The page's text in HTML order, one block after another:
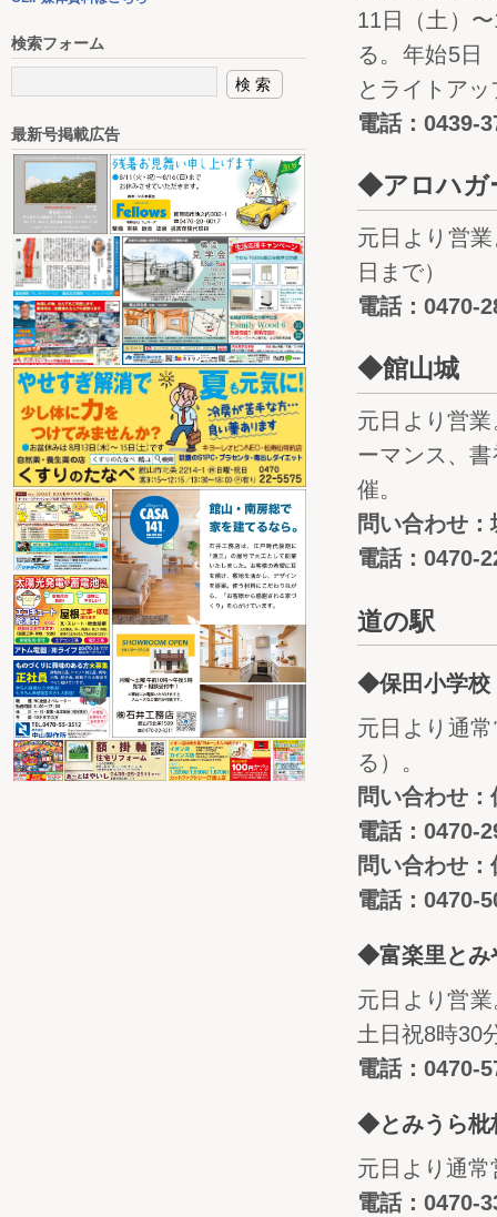
11日（土）
る。年始5日
とライトア
電話：0439-
◆アロハガ
元日より営
日まで）
電話：0470-
◆館山城
元日より営
ーマンス、
催。
問い合わせ
電話：0470-
道の駅
◆保田小学校
元日より通
る）。
問い合わせ
電話：0470-
問い合わせ
電話：0470-
◆富楽里とみ
元日より営
土日祝8時30
電話：0470-
◆とみうら枇
元日より通
電話：0470-
検索フォーム
最新号掲載広告